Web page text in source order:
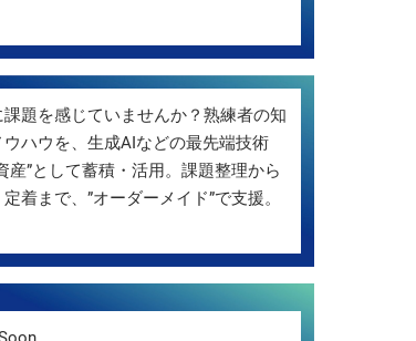
題を感じていませんか？熟練者の知
ウハウを、生成AIなどの最先端技術
産”として蓄積・活用。課題整理から
着まで、”オーダーメイド”で支援。